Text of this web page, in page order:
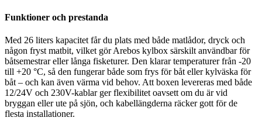
Funktioner och prestanda
Med 26 liters kapacitet får du plats med både matlådor, dryck och
någon fryst matbit, vilket gör Arebos kylbox särskilt användbar för
båtsemestrar eller långa fisketurer. Den klarar temperaturer från -20
till +20 °C, så den fungerar både som frys för båt eller kylväska för
båt – och kan även värma vid behov. Att boxen levereras med både
12/24V och 230V-kablar ger flexibilitet oavsett om du är vid
bryggan eller ute på sjön, och kabellängderna räcker gott för de
flesta installationer.